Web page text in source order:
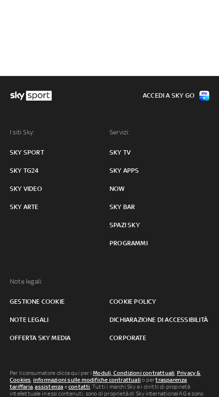
I siti Sky:
SKY SPORT
SKY TG24
SKY VIDEO
SKY ARTE
Servizi:
SKY TV
SKY APPS
NOW
SKY BAR
SPAZI SKY
PROGRAMMI
Note legali:
GESTIONE COOKIE COOKIE POLICY
NOTE LEGALI DICHIARAZIONE DI ACCESSIBILITÀ
OFFERTA SKY MEDIA CORPORATE
ACCEDI A SKY GO
Per il consumatore clicca qui per iModuli, Condizioni contrattuali Privacy &
Cookies informazioni sulle modifiche contrattuali o pertrasparenza
tariffaria ,assistenza econtatti . Tutti i marchi Sky e i diritti di proprietà
intellettuale in essi contenuti, sono di proprietà di Sky international AG e sono